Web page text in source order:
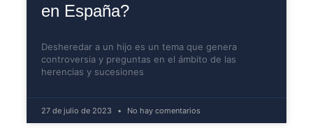
en España?
Desheredar a un hijo es un tema que genera
controversia y preguntas en el ámbito de las
herencias y sucesiones
27 de julio de 2023 No hay comentarios